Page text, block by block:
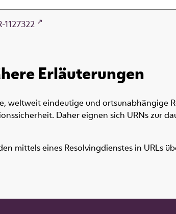
1127322
Erläuterungen
weltweit eindeutige und ortsunabhängige
Daher eignen sich URNs zur
mittels eines Resolvingdienstes in URLs